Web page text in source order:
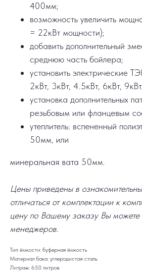
400мм;
возможность увеличить
= 22кВт мощности);
добавить дополнительный
среднюю часть бойлера;
установить электрические
2кВт, 3кВт, 4.5кВт, 6кВт,
установка дополнительных
резьбовым или фланцевым
утеплитель: вспененный
50мм, или
минеральная вата 50мм.
Цены приведены в
отличаться от комплектации к
цену по Вашему заказу Вы можете
менеджеров.
Тип ёмкости: буферная ёмкость
Материал бака: углеродистая сталь
Литраж: 650 литров